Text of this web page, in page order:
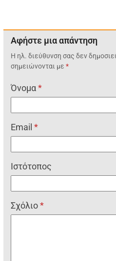
Αφήστε μια απάντηση
Η ηλ. διεύθυνση σας δεν
σημειώνονται με*
Όνομα*
Email*
Ιστότοπος
Σχόλιο*